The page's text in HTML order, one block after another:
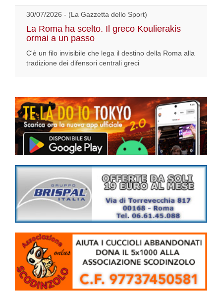
30/07/2026 - (La Gazzetta dello Sport)
La Roma ha scelto. Il greco Koulierakis
ormai a un passo
C'è un filo invisibile che lega il destino della Roma alla
tradizione dei difensori centrali greci